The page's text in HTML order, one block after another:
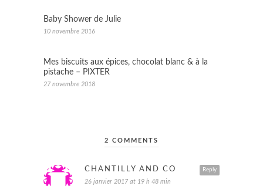
Baby Shower de Julie
10 novembre 2016
Mes biscuits aux épices, chocolat blanc & à la
pistache – PIXTER
27 novembre 2018
2 COMMENTS
Reply
CHANTILLY AND CO
26 janvier 2017 at 19 h 48 min